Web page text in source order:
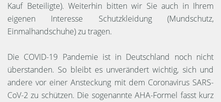
Kauf Beteiligte). Weiterhin bitten wir Sie auch in Ihrem
eigenen Interesse Schutzkleidung (Mundschutz,
Einmalhandschuhe) zu tragen.
Die COVID-19 Pandemie ist in Deutschland noch nicht
überstanden. So bleibt es unverändert wichtig, sich und
andere vor einer Ansteckung mit dem Coronavirus SARS-
CoV-2 zu schützen. Die sogenannte AHA-Formel fasst kurz